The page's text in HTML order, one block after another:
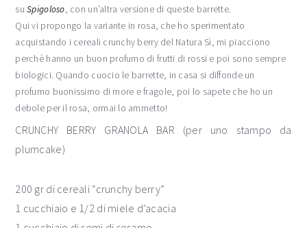
suSpigoloso, con un’altra versione di queste barrette.
Qui vi propongo la variante in rosa, che ho sperimentato
acquistando i cereali crunchy berry del Natura Sì, mi piacciono
perchè hanno un buon profumo di frutti di rossi e poi sono sempre
biologici. Quando cuocio le barrette, in casa si diffonde un
profumo buonissimo di more e fragole, poi lo sapete che ho un
debole per il rosa, ormai lo ammetto!
CRUNCHY BERRY GRANOLA BAR (per uno stampo da
plumcake)
200 gr di cereali “crunchy berry”
1 cucchiaio e 1/2 di miele d’acacia